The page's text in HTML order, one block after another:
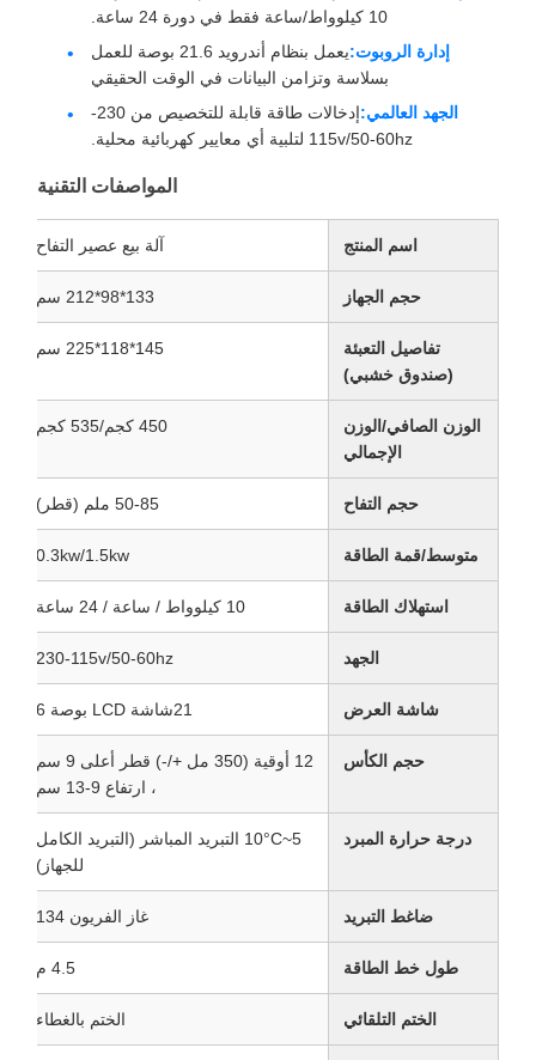
10 كيلوواط/ساعة فقط في دورة 24 ساعة.
إدارة الروبوت:
يعمل بنظام أندرويد 21.6 بوصة للعمل
بسلاسة وتزامن البيانات في الوقت الحقيقي
الجهد العالمي:
إدخالات طاقة قابلة للتخصيص من 230-
115v/50-60hz لتلبية أي معايير كهربائية محلية.
المواصفات التقنية
اسم المنتج آلة بيع عصير التفاح
حجم الجهاز 133*98*212 سم
تفاصيل التعبئة
(صندوق خشبي)
145*118*225 سم
الوزن الصافي/الوزن
الإجمالي
450 كجم/535 كجم
حجم التفاح 50-85 ملم (قطر)
متوسط/قمة الطاقة 0.3kw/1.5kw
استهلاك الطاقة 10 كيلوواط / ساعة / 24 ساعة
الجهد 230-115v/50-60hz
شاشة العرض 21شاشة LCD بوصة 6
حجم الكأس
12 أوقية (350 مل +/-) قطر أعلى 9 سم
، ارتفاع 9-13 سم
درجة حرارة المبرد
5~10°C التبريد المباشر (التبريد الكامل
للجهاز)
ضاغط التبريد غاز الفريون 134
طول خط الطاقة 4.5 م
الختم التلقائي الختم بالغطاء